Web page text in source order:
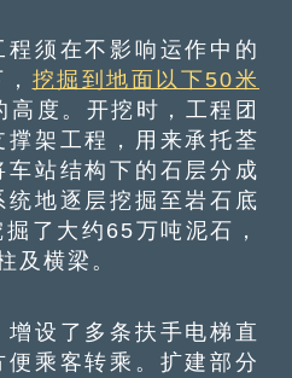
须在不影响运作中的
挖掘到地面以下50米
高度。开挖时，工程团
架工程，用来承托荃
站结构下的石层分成
地逐层挖掘至岩石底
了大约65万吨泥石，
及横梁。
设了多条扶手电梯直
乘客转乘。扩建部分